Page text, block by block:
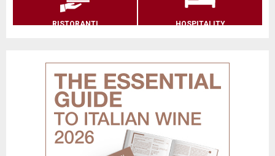
RISTORANTI HOSPITALITY